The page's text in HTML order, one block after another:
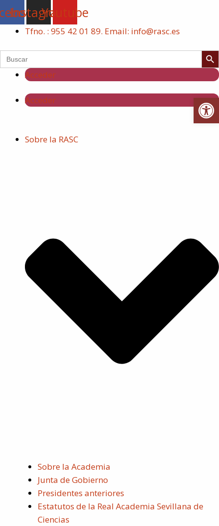
al
contenido
Instagram
Youtube
Tfno. : 955 42 01 89. Email: info@rasc.es
Buscar: Botón de
Acceder
Acceder
Sobre la RASC
Sobre la Academia
Junta de Gobierno
Presidentes anteriores
Estatutos de la Real Academia Sevillana de
Ciencias